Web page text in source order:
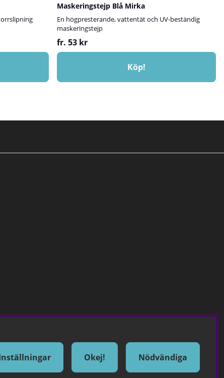
Maskeringstejp Blå Mirka
En högpresterande, vattentät och UV-beständig
maskeringstejp
fr. 53 kr
Köp!
Okej! Nödvändiga